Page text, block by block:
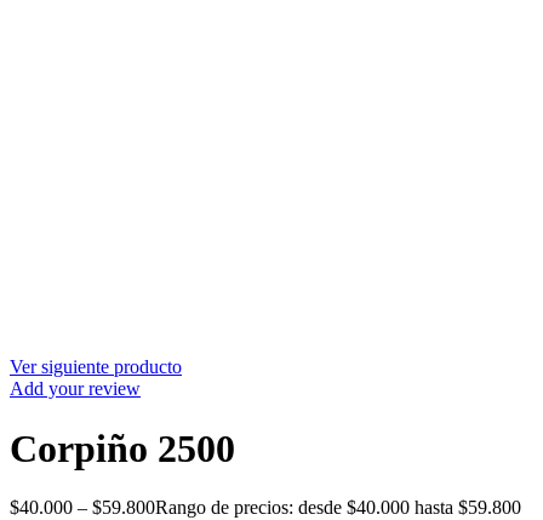
Ver siguiente producto
Add your review
Corpiño 2500
$40.000 – $59.800Rango de precios: desde $40.000 hasta $59.800